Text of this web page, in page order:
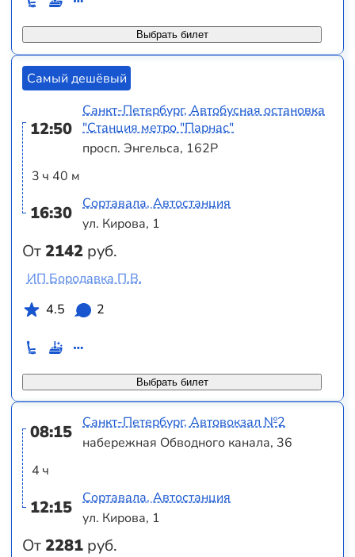
Выбрать билет
Самый дешёвый
12:50
3 ч 40 м
16:30
От2142 руб.
Санкт-Петербург, Автобусная остановка
"Станция метро "Парнас"
просп. Энгельса, 162Р
Сортавала, Автостанция
ул. Кирова, 1
Выбрать билет
ИП Бородавка П.В.
4.5
2
08:15
4 ч
12:15
От2281 руб.
Санкт-Петербург, Автовокзал №2
набережная Обводного канала, 36
Сортавала, Автостанция
ул. Кирова, 1